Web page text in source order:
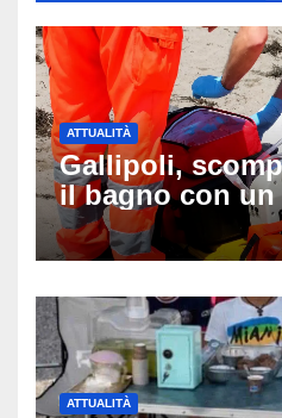
ATTUALITÀ
Gallipoli,
il bagno con un
a 19 anni dopo
disperati
ATTUALITÀ